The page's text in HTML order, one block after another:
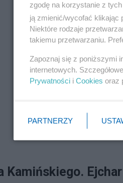
Kamińskiego.
zgodę na korzystanie z
ją zmienić/wycofać klikając
Niektóre rodzaje
takiemu przetwarzaniu.
Zapoznaj się z poniższymi
internetowych.
Prywatności i Cookies oraz
PARTNERZY